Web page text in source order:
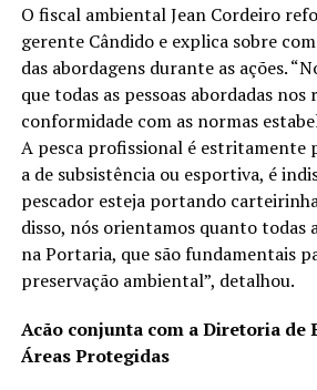
O fiscal ambiental Jean Cordeiro
gerente Cândido e explica sobre
das abordagens durante as ações.
que todas as pessoas abordadas nos
conformidade com as normas
A pesca profissional é estritamente
a de subsistência ou esportiva, é
pescador esteja portando
disso, nós orientamos quanto todas
na Portaria, que são fundamentais
preservação ambiental”, detalhou.
Acão conjunta com a Diretoria de
Áreas Protegidas